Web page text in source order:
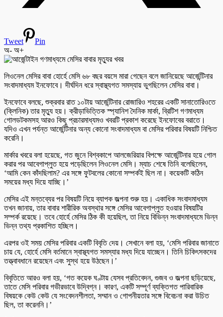
Tweet
Pin
অ- অ+
লিওনেল মেসির বাবা হোর্হে মেসি ৬৮ বছর বয়সে মারা গেছেন বলে জানিয়েছে আর্জেন্টিনার
সংবাদমাধ্যম ইনফোবে। দীর্ঘদিন ধরে স্বাস্থ্যগত সমস্যায় ভুগছিলেন মেসির বাবা।
ইনফোবে বলছে, শুক্রবার রাত ১০টায় আর্জেন্টিনার রোজারিও শহরের একটি সানাতোরিওতে
(ক্লিনিক) তার মৃত্যু হয়। ক্রীড়াভিত্তিক স্প্যানিশ দৈনিক মার্কা, ব্রিটিশ গণমাধ্যম
গোলডটকমসহ আরও কিছু প্রচারমাধ্যমও খবরটি প্রকাশ করেছে ইনফোবের বরাতে।
যদিও এখন পর্যন্ত আর্জেন্টিনার অন্য কোনো সংবাদমাধ্যম বা মেসির পরিবার বিষয়টি নিশ্চিত
করেনি।
মার্কার খবরে বলা হয়েছে, গত জুনে বিশ্বকাপে আলজেরিয়ার বিপক্ষে আর্জেন্টিনার হয়ে গোল
করার পর আবেগাপ্লুত হয়ে পড়েছিলেন লিওনেল মেসি। ম্যাচ শেষে তিনি বলেছিলেন,
‘আমি কেন কাঁদছিলাম? এর সঙ্গে ফুটবলের কোনো সম্পর্কই ছিল না। কয়েকটি কঠিন
সময়ের মধ্য দিয়ে যাচ্ছি।’
মেসির এই মন্তব্যের পর বিষয়টি নিয়ে ব্যাপক জল্পনা শুরু হয়। একাধিক সংবাদমাধ্যম
তখন জানায়, তার বাবার শারীরিক অবস্থার সঙ্গে মেসির আবেগাপ্লুত হওয়ার বিষয়টির
সম্পর্ক রয়েছে। তবে হোর্হে মেসির ঠিক কী হয়েছিল, তা নিয়ে বিভিন্ন সংবাদমাধ্যমে ভিন্ন
ভিন্ন তথ্য প্রকাশিত হচ্ছিল।
এরপর ওই সময় মেসির পরিবার একটি বিবৃতি দেয়। সেখানে বলা হয়, ‘মেসি পরিবার জানাতে
চায় যে, হোর্হে মেসি বর্তমানে স্বাস্থ্যগত সমস্যার মধ্য দিয়ে যাচ্ছেন। তিনি চিকিৎসকদের
তত্ত্বাবধানে রয়েছেন এবং সুস্থ হয়ে উঠছেন।’
বিবৃতিতে আরও বলা হয়, ‘গত কয়েক ঘণ্টায় যেসব প্রতিবেদন, গুজব ও জল্পনা ছড়িয়েছে,
তাতে মেসি পরিবার গভীরভাবে উদ্বিগ্ন। কারণ, একটি সম্পূর্ণ ব্যক্তিগত পারিবারিক
বিষয়কে কেউ কেউ যে সংবেদনশীলতা, সম্মান ও গোপনীয়তার সঙ্গে বিবেচনা করা উচিত
ছিল, তা করেননি।’